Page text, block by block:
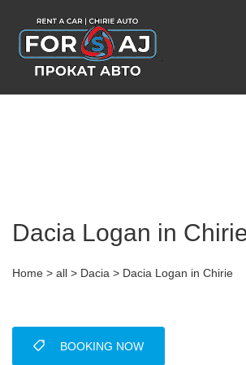
Dacia Logan in
Home > all > Dacia > Dacia Logan in Chirie
BOOKING NOW